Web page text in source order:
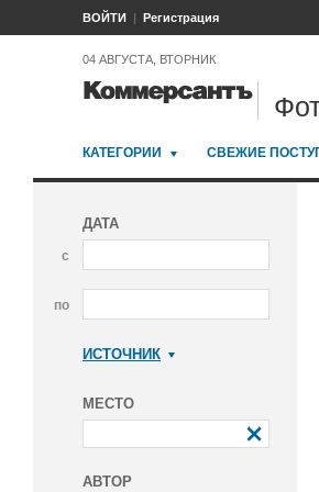
ВОЙТИ Регистрация
04 АВГУСТА, ВТОРНИК
КАТЕГОРИИ СВЕЖИЕ
ДАТА
с
по
ИСТОЧНИК
МЕСТО
АВТОР